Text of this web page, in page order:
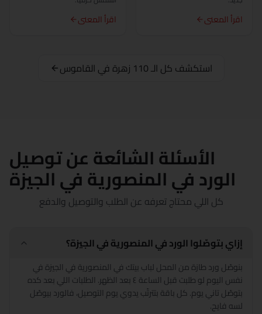
اقرأ المعنى اقرأ المعنى
استكشف كل الـ 110 زهرة في القاموس
الأسئلة الشائعة عن توصيل
الورد في المنصورية في الجيزة
كل اللي محتاج تعرفه عن الطلب والتوصيل والدفع
إزاي بتوصّلوا الورد في المنصورية في الجيزة؟
بنوصّل ورد طازة من المحل لباب بيتك في المنصورية في الجيزة في
نفس اليوم لو طلبت قبل الساعة ٤ بعد الظهر. الطلبات اللي بعد كده
بتوصّل تاني يوم. كل باقة بتترتّب يدوي يوم التوصيل، فالورد بيوصّل
لسه فايح.
السويس
الزقازيق